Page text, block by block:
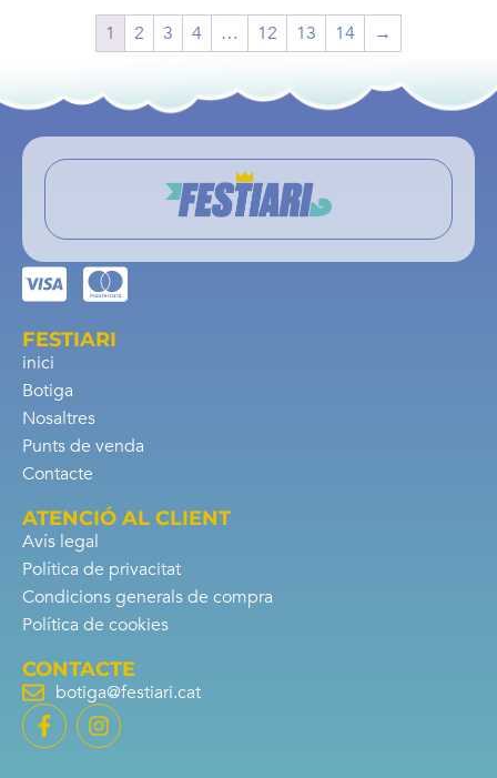
1 2 3 4 … 12 13 14 →
FESTIARI
inici
Botiga
Nosaltres
Punts de venda
Contacte
ATENCIÓ AL CLIENT
Avís legal
Política de privacitat
Condicions generals de compra
Política de cookies
CONTACTE
botiga@festiari.cat